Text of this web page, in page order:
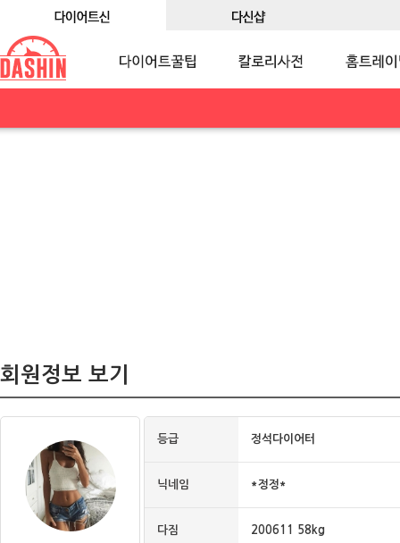
회원정보 보기
등급 정석다이어터
닉네임 *정정*
다짐 200611 58kg